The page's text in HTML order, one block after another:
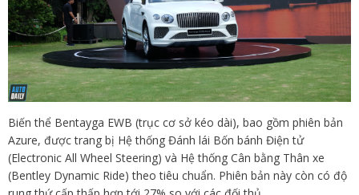
Biến thể Bentayga EWB (trục cơ sở kéo dài), bao gồm phiên bản
Azure, được trang bị Hệ thống Đánh lái Bốn bánh Điện tử
(Electronic All Wheel Steering) và Hệ thống Cân bằng Thân xe
(Bentley Dynamic Ride) theo tiêu chuẩn. Phiên bản này còn có độ